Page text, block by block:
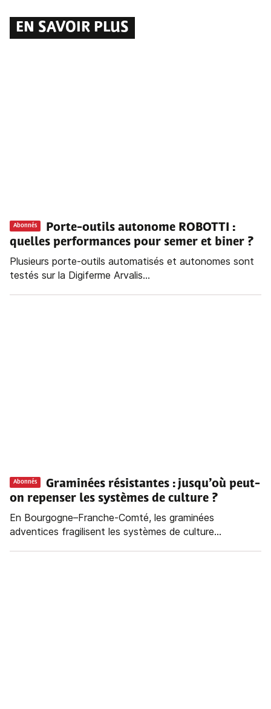
EN SAVOIR PLUS
Abonnés
Porte-outils autonome ROBOTTI :
quelles performances pour semer et biner ?
Plusieurs porte-outils automatisés et autonomes sont
testés sur la Digiferme Arvalis...
Abonnés
Graminées résistantes : jusqu’où peut-
on repenser les systèmes de culture ?
En Bourgogne–Franche-Comté, les graminées
adventices fragilisent les systèmes de culture...